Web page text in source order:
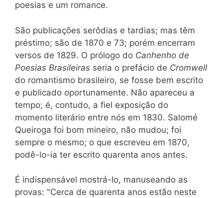
poesias e um romance.
São publicações serôdias e tardias; mas têm
préstimo; são de 1870 e 73; porém encerram
versos de 1829. O prólogo do Canhenho de
Poesias Brasileiras seria o prefácio de Cromwell
do romantismo brasileiro, se fosse bem escrito
e publicado oportunamente. Não apareceu a
tempo; é, contudo, a fiel exposição do
momento literário entre nós em 1830. Salomé
Queiroga foi bom mineiro, não mudou; foi
sempre o mesmo; o que escreveu em 1870,
podê-lo-ia ter escrito quarenta anos antes.
É indispensável mostrá-lo, manuseando as
provas: "Cerca de quarenta anos estão neste